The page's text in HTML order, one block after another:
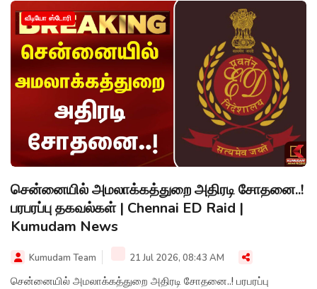
வீடியோ ஸ்டோரி
சென்னையில் அமலாக்கத்துறை அதிரடி சோதனை..!
பரபரப்பு தகவல்கள் | Chennai ED Raid |
Kumudam News
Kumudam Team 21 Jul 2026, 08:43 AM
சென்னையில் அமலாக்கத்துறை அதிரடி சோதனை..! பரபரப்பு